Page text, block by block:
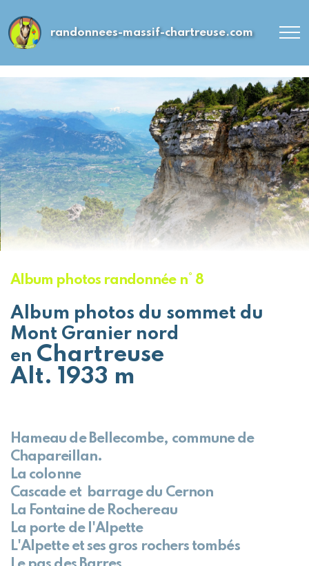
randonnees-massif-chartreuse.com
Album photos randonnée n° 8
Album photos du sommet du
Mont Granier nord
en Chartreuse
Alt. 1933 m
Hameau de Bellecombe, commune de
Chapareillan.
La colonne
Cascade et barrage du Cernon
La Fontaine de Rochereau
La porte de l'Alpette
L'Alpette et ses gros rochers tombés